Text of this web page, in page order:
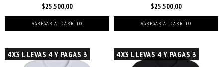
$25.500,00
AGREGAR AL CARRITO
$25.500,00
AGREGAR AL CARRITO
4X3 LLEVAS 4 Y PAGAS 3 4X3 LLEVAS 4 Y PAGAS 3